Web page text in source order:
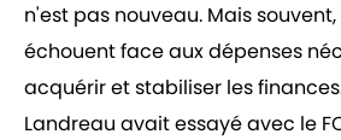
n'est pas nouveau. Mais
échouent face aux dépenses
acquérir et stabiliser les
Landreau avait essayé avec le